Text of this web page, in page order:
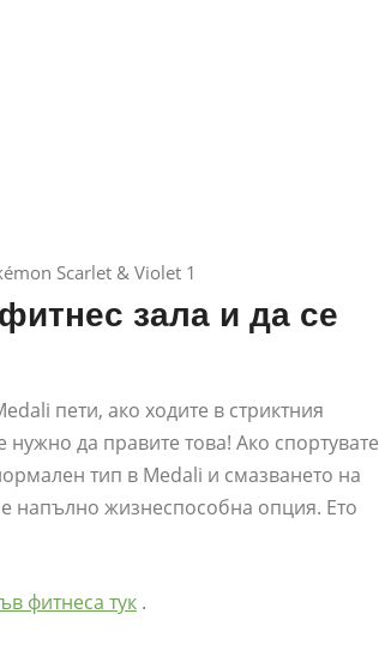
зала и да се
пети, ако ходите в стриктния
нужно да правите това! Ако спортувате
тип в Medali и смазването на
напълно жизнеспособна опция. Ето
фитнеса тук .